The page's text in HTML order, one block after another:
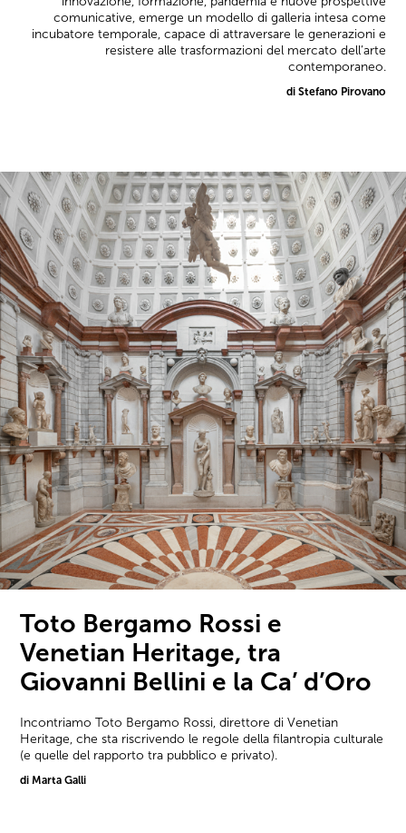
comunicative, emerge un modello di galleria intesa come
incubatore temporale, capace di attraversare le generazioni e
resistere alle trasformazioni del mercato dell’arte
contemporaneo.
di Stefano Pirovano
Toto Bergamo Rossi e
Venetian Heritage, tra
Giovanni Bellini e la Ca’ d’Oro
Incontriamo Toto Bergamo Rossi, direttore di Venetian
Heritage, che sta riscrivendo le regole della filantropia culturale
(e quelle del rapporto tra pubblico e privato).
di Marta Galli